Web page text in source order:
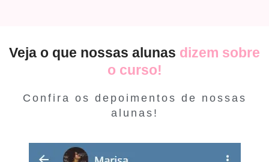
Veja o que nossas alunas dizem sobre
o curso!
Confira os depoimentos de nossas
alunas!